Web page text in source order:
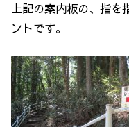
上記の案内板の、指を
ントです。